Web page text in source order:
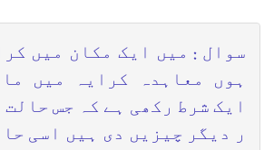
سوال : میں ایک مکان میں
ہوں معاہدہ کرایہ میں
ایک شرط رکھی ہے کہ جس
ر دیگر چیزیں دی ہیں اسی